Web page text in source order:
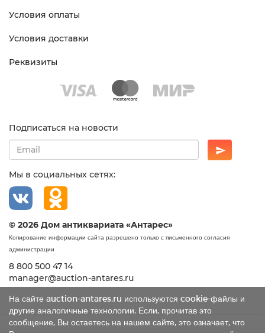
На сайте auction-antares.ru используются cookie-файлы и
другие аналогичные технологии. Если, прочитав это
сообщение, Вы остаетесь на нашем сайте, это означает, что
Условия оплаты
Условия доставки
Реквизиты
Подписаться на новости
Мы в социальных сетях:
© 2026 Дом антиквариата «Антарес»
Копирование информации сайта разрешено только с письменного согласия
администрации
8 800 500 47 14
manager@auction-antares.ru